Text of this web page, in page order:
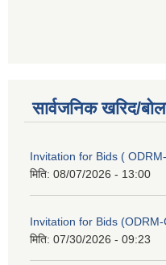
सार्वजनिक खरिद/
Invitation for Bids (
मिति: 08/07/2026 - 13:00
Invitation for Bids
मिति: 07/30/2026 - 09:23